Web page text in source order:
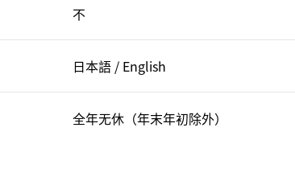
不
日本語 / English
全年无休（年末年初除外）